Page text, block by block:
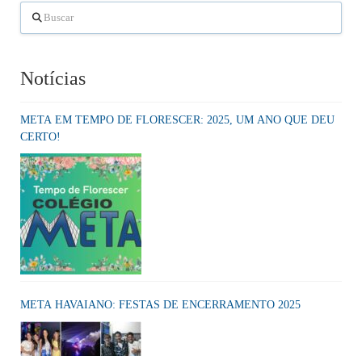
Buscar
Notícias
META EM TEMPO DE FLORESCER: 2025, UM ANO QUE DEU
CERTO!
META HAVAIANO: FESTAS DE ENCERRAMENTO 2025